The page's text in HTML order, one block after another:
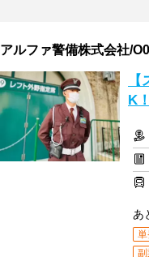
アルファ警備株式会社/
K
あ
単
副